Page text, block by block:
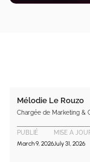
Mélodie Le Rouzo
Chargée de Marketing &
PUBLIÉ
March 9, 2026
MISE A
July 31, 2026